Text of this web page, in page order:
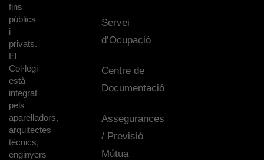
fins
públics
i
privats.
El
Col·legi
està
integrat
pels
aparelladors,
arquitectes
tècnics,
enginyers
Servei
d’Ocupació
Centre de
Documentació
Assegurances
/ Previsió
Mútua